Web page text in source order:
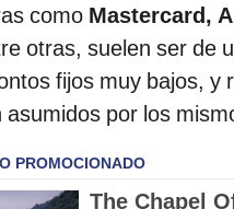
como Mastercard,
otras, suelen ser de
fijos muy bajos, y
asumidos por los